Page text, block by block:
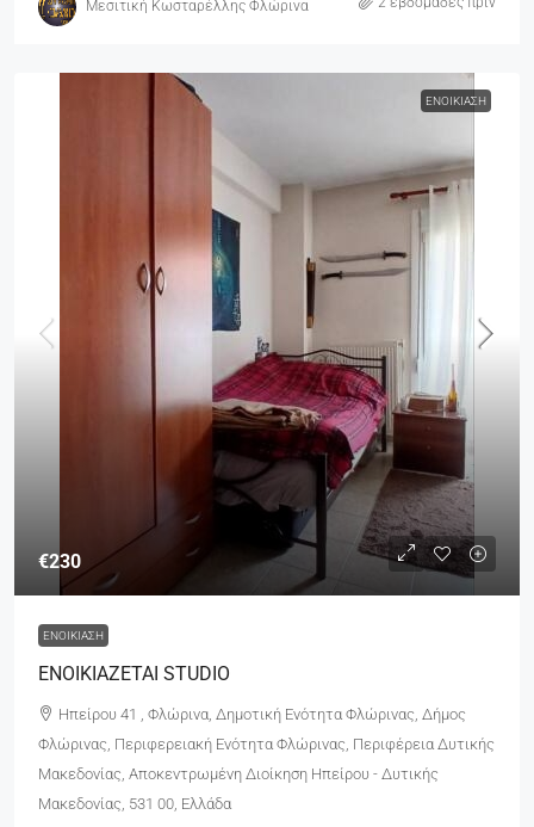
Μεσιτική Κωσταρέλλης Φλώρινα
ΕΝΟΙΚΊΑΣΗ
€230
ΕΝΟΙΚΊΑΣΗ
ΕΝΟΙΚΙΑΖΕΤΑΙ STUDIO
Ηπείρου 41 , Φλώρινα, Δημοτική Ενότητα Φλώρινας, Δήμος
Φλώρινας, Περιφερειακή Ενότητα Φλώρινας, Περιφέρεια Δυτικής
Μακεδονίας, Αποκεντρωμένη Διοίκηση Ηπείρου - Δυτικής
Μακεδονίας, 531 00, Ελλάδα